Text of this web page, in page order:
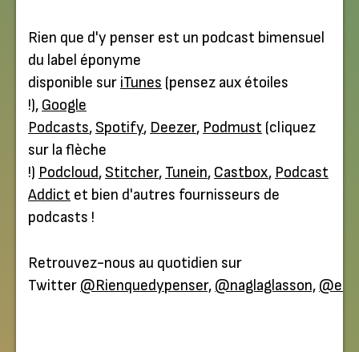
Rien que d'y penser est un podcast bimensuel
du label éponyme
disponible sur iTunes (pensez aux étoiles
!), Google
Podcasts, Spotify, Deezer, Podmust (cliquez
sur la flèche
!) Podcloud, Stitcher, Tunein, Castbox, Podcast
Addict et bien d'autres fournisseurs de
podcasts !
Retrouvez-nous au quotidien sur
Twitter @Rienquedypenser, @naglaglasson,